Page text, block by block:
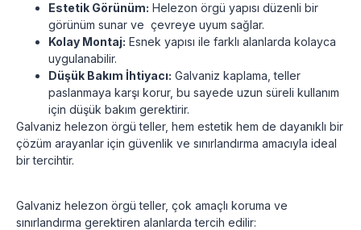
Estetik Görünüm: Helezon örgü yapısı düzenli bir
görünüm sunar ve çevreye uyum sağlar.
Kolay Montaj: Esnek yapısı ile farklı alanlarda kolayca
uygulanabilir.
Düşük Bakım İhtiyacı: Galvaniz kaplama, teller
paslanmaya karşı korur, bu sayede uzun süreli kullanım
için düşük bakım gerektirir.
Galvaniz helezon örgü teller, hem estetik hem de dayanıklı bir
çözüm arayanlar için güvenlik ve sınırlandırma amacıyla ideal
bir tercihtir.
Galvaniz helezon örgü teller, çok amaçlı koruma ve
sınırlandırma gerektiren alanlarda tercih edilir: